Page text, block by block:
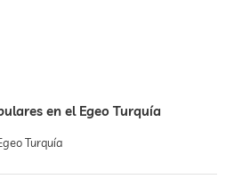
en el Egeo Turquía
Turquía